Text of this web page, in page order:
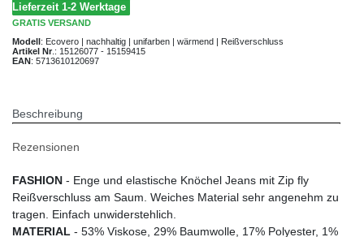
Lieferzeit 1-2 Werktage
GRATIS VERSAND
Modell: Ecovero | nachhaltig | unifarben | wärmend | Reißverschluss
Artikel Nr .: 15126077 - 15159415
EAN: 5713610120697
Beschreibung
Rezensionen
FASHION - Enge und elastische Knöchel Jeans mit Zip fly
Reißverschluss am Saum. Weiches Material sehr angenehm zu
tragen. Einfach unwiderstehlich.
MATERIAL - 53% Viskose, 29% Baumwolle, 17% Polyester, 1%